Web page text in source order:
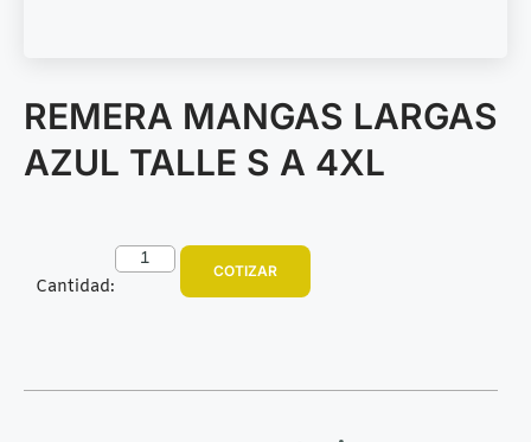
REMERA MANGAS LARGAS
AZUL TALLE S A 4XL
Cantidad:
COTIZAR